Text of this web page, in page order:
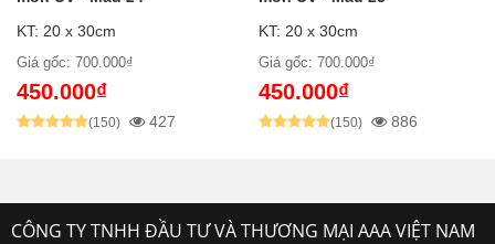
KT: 20 x 30cm
Giá gốc: 700.000₫
450.000₫
(150) 427
KT: 20 x 30cm
Giá gốc: 700.000₫
450.000₫
(150) 886
CÔNG TY TNHH ĐẦU TƯ VÀ THƯƠNG MẠI AAA VIỆT NAM